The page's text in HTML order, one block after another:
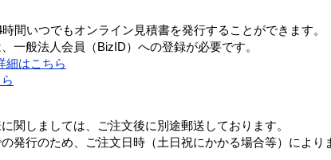
間いつでもオンライン見積書を発行することができます。
一般法人会員（BizID）への登録が必要です。
細はこちら
関しましては、ご注文後に別途郵送しております。
発行のため、ご注文日時（土日祝にかかる場合等）により